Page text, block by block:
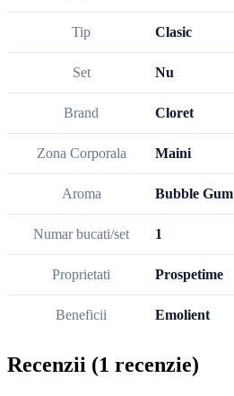
Tip Clasic
Set Nu
Brand Cloret
Zona Corporala Maini
Aroma Bubble Gum
Numar bucati/set 1
Proprietati Prospetime
Beneficii Emolient
Recenzii (1 recenzie)